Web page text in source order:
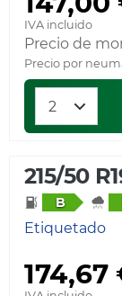
IVA incluido
Precio de
Precio por
215/50
B
Etiquetado
174,67